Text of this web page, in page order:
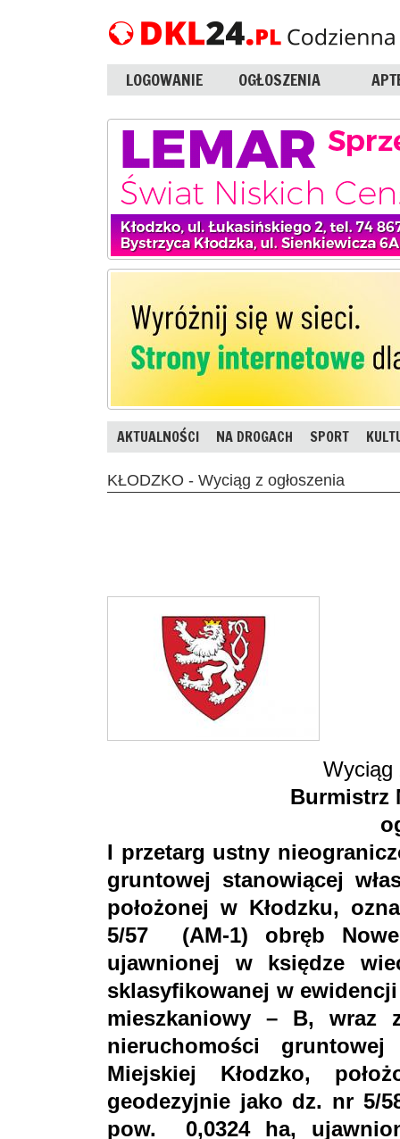
LOGOWANIE OGŁOSZENIA
AKTUALNOŚCI NA DROGACH SPORT
KŁODZKO - Wyciąg z ogłoszenia
Wyciąg
Burmistrz
I przetarg ustny
gruntowej stanowiącej
położonej w Kłodzku,
5/57 (AM-1) obręb
ujawnionej w księdze
sklasyfikowanej w
mieszkaniowy – B, wraz
nieruchomości
Miejskiej Kłodzko,
geodezyjnie jako dz. nr 5/
pow. 0,0324 ha,